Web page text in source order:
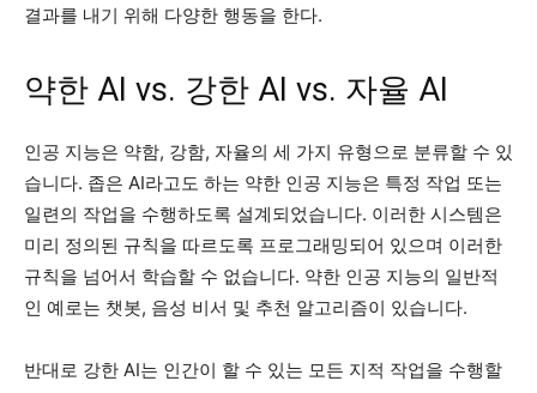
결과를 내기 위해 다양한 행동을 한다.
약한 AI vs. 강한 AI vs. 자율 AI
인공 지능은 약함, 강함, 자율의 세 가지 유형으로 분류할 수 있
습니다. 좁은 AI라고도 하는 약한 인공 지능은 특정 작업 또는
일련의 작업을 수행하도록 설계되었습니다. 이러한 시스템은
미리 정의된 규칙을 따르도록 프로그래밍되어 있으며 이러한
규칙을 넘어서 학습할 수 없습니다. 약한 인공 지능의 일반적
인 예로는 챗봇, 음성 비서 및 추천 알고리즘이 있습니다.
반대로 강한 AI는 인간이 할 수 있는 모든 지적 작업을 수행할